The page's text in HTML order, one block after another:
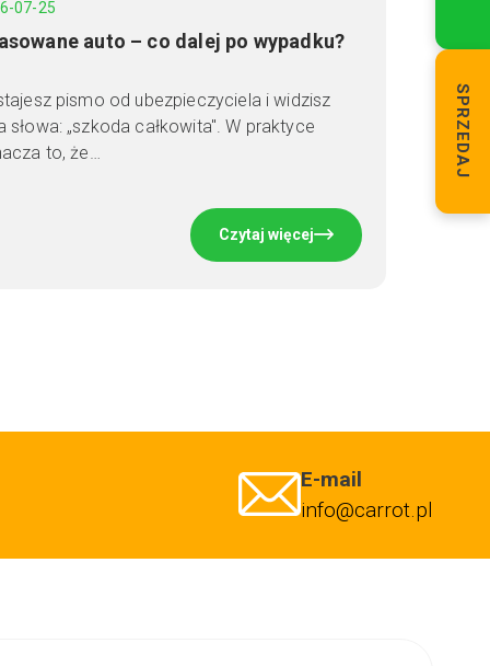
07-25
auto – co dalej po wypadku?
pismo od ubezpieczyciela i widzisz
słowa: „szkoda całkowita". W praktyce
to, że…
Czytaj więcej
SPRZEDAJ
E-mail
info@carrot.pl